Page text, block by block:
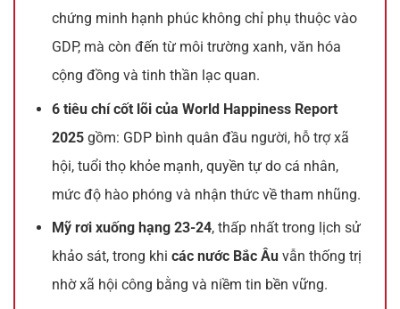
chứng minh hạnh phúc không chỉ phụ thuộc vào
GDP, mà còn đến từ môi trường xanh, văn hóa
cộng đồng và tinh thần lạc quan.
6 tiêu chí cốt lõi của World Happiness Report
2025 gồm: GDP bình quân đầu người, hỗ trợ xã
hội, tuổi thọ khỏe mạnh, quyền tự do cá nhân,
mức độ hào phóng và nhận thức về tham nhũng.
Mỹ rơi xuống hạng 23-24, thấp nhất trong lịch sử
khảo sát, trong khicác nước Bắc Âu vẫn thống trị
nhờ xã hội công bằng và niềm tin bền vững.